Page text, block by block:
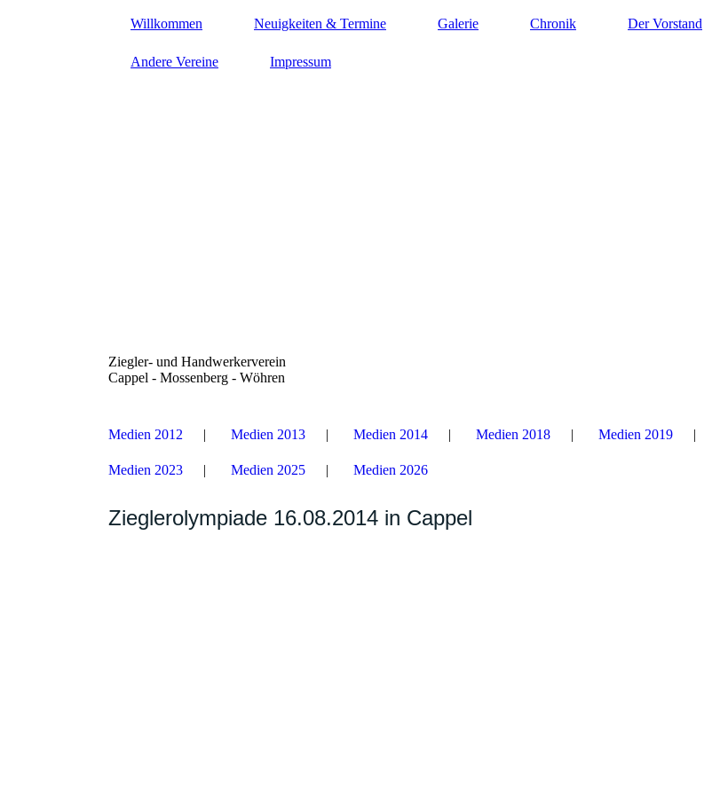
Willkommen Neuigkeiten & Termine Galerie Chronik Der Vorstand
Andere Vereine Impressum
Ziegler- und Handwerkerverein
Cappel - Mossenberg - Wöhren
Medien 2012 Medien 2013 Medien 2014 Medien 2018 Medien 2019
Medien 2023 Medien 2025 Medien 2026
Zieglerolympiade 16.08.2014 in Cappel